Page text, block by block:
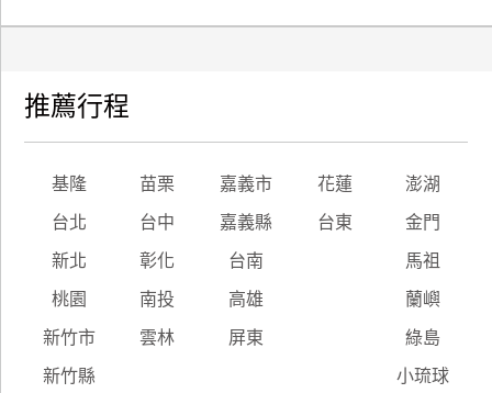
推薦行程
基隆 苗栗 嘉義市 花蓮 澎湖
台北 台中 嘉義縣 台東 金門
新北 彰化 台南 馬祖
桃園 南投 高雄 蘭嶼
新竹市 雲林 屏東 綠島
新竹縣 小琉球